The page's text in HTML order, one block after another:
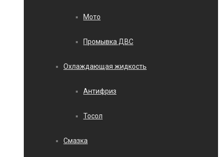
Мото
Промывка ДВС
Охлаждающая жидкость
Антифриз
Тосол
Смазка